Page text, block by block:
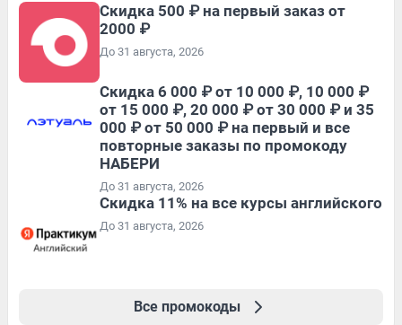
Скидка 500 ₽ на первый заказ от
2000 ₽
До 31 августа, 2026
Скидка 6 000 ₽ от 10 000 ₽, 10 000 ₽
от 15 000 ₽, 20 000 ₽ от 30 000 ₽ и 35
000 ₽ от 50 000 ₽ на первый и все
повторные заказы по промокоду
НАБЕРИ
До 31 августа, 2026
Скидка 11% на все курсы английского
До 31 августа, 2026
Все промокоды